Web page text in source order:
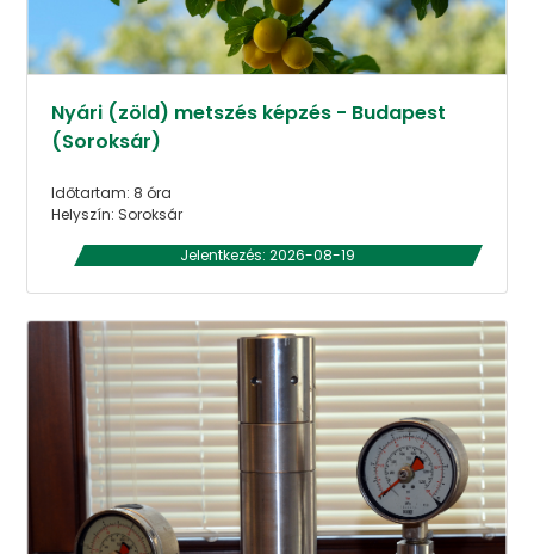
Nyári (zöld) metszés képzés - Budapest
(Soroksár)
Időtartam: 8 óra
Helyszín: Soroksár
Jelentkezés: 2026-08-19